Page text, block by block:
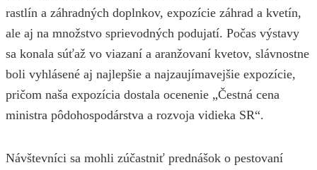
rastlín a záhradných doplnkov, expozície záhrad a kvetín,
ale aj na množstvo sprievodných podujatí. Počas výstavy
sa konala súťaž vo viazaní a aranžovaní kvetov, slávnostne
boli vyhlásené aj najlepšie a najzaujímavejšie expozície,
pričom naša expozícia dostala ocenenie „Čestná cena
ministra pôdohospodárstva a rozvoja vidieka SR“.
Návštevníci sa mohli zúčastniť prednášok o pestovaní